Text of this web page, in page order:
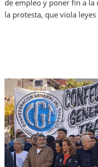
de empleo y poner fin a la
la protesta, que viola